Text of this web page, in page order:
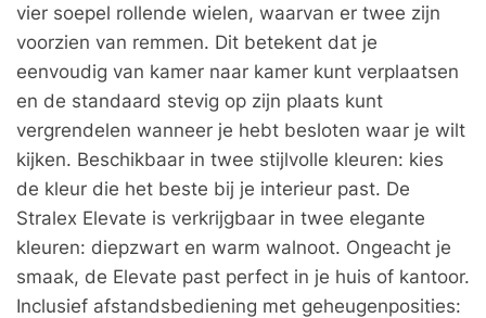
vier soepel rollende wielen, waarvan er twee zijn
voorzien van remmen. Dit betekent dat je
eenvoudig van kamer naar kamer kunt verplaatsen
en de standaard stevig op zijn plaats kunt
vergrendelen wanneer je hebt besloten waar je wilt
kijken. Beschikbaar in twee stijlvolle kleuren: kies
de kleur die het beste bij je interieur past. De
Stralex Elevate is verkrijgbaar in twee elegante
kleuren: diepzwart en warm walnoot. Ongeacht je
smaak, de Elevate past perfect in je huis of kantoor.
Inclusief afstandsbediening met geheugenposities: